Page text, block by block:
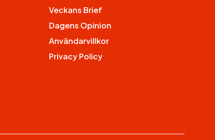
Veckans Brief
Dagens Opinion
Användarvillkor
Privacy Policy